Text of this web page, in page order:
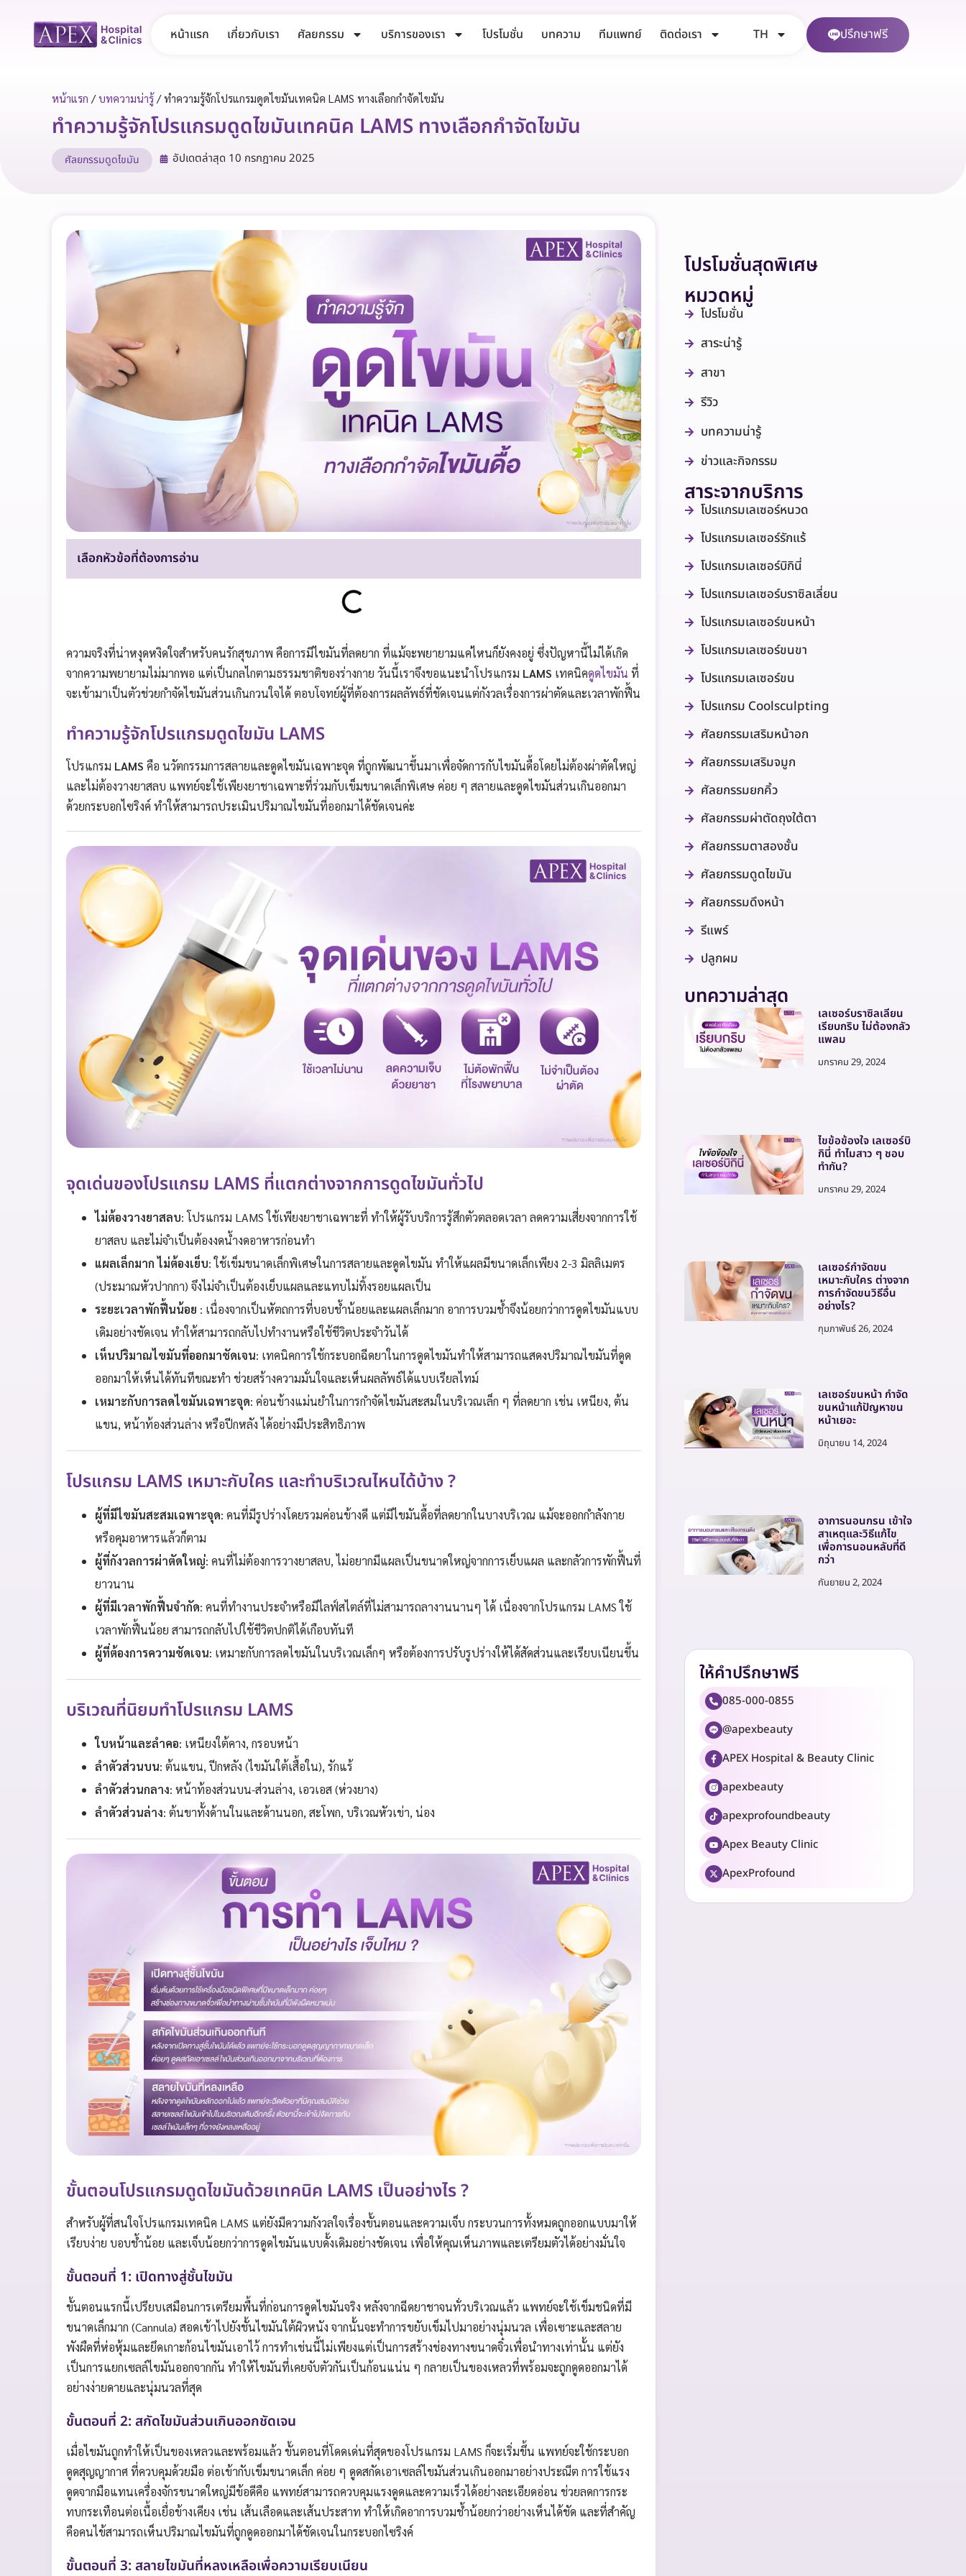
หน้าแรก เกี่ยวกับเรา ศัลยกรรม บริการของเรา โปรโมชั่น บทความ ทีมแพทย์ ติดต่อเรา TH ปรึกษาฟรี
หน้าแรก /บทความน่ารู้/ทำความรู้จักโปรแกรมดูดไขมันเทคนิค LAMS ทางเลือกกำจัดไขมัน
ทำความรู้จักโปรแกรมดูดไขมันเทคนิค LAMS ทางเลือกกำจัดไขมัน
ศัลยกรรมดูดไขมัน อัปเดตล่าสุด 10 กรกฎาคม 2025
เลือกหัวข้อที่ต้องการอ่าน
ความจริงที่น่าหงุดหงิดใจสำหรับคนรักสุขภาพ คือการมีไขมันที่ลดยาก ที่แม้จะพยายามแค่ไหนก็ยังคงอยู่ ซึ่งปัญหานี้ไม่ได้เกิด
จากความพยายามไม่มากพอ แต่เป็นกลไกตามธรรมชาติของร่างกาย วันนี้เราจึงขอแนะนำโปรแกรม LAMS เทคนิคดูดไขมัน ที่
จะเข้ามาเป็นตัวช่วยกำจัดไขมันส่วนเกินกวนใจได้ ตอบโจทย์ผู้ที่ต้องการผลลัพธ์ที่ชัดเจนแต่กังวลเรื่องการผ่าตัดและเวลาพักฟื้น
ทำความรู้จักโปรแกรมดูดไขมัน LAMS
โปรแกรม LAMS คือ นวัตกรรมการสลายและดูดไขมันเฉพาะจุด ที่ถูกพัฒนาขึ้นมาเพื่อจัดการกับไขมันดื้อโดยไม่ต้องผ่าตัดใหญ่
และไม่ต้องวางยาสลบ แพทย์จะใช้เพียงยาชาเฉพาะที่ร่วมกับเข็มขนาดเล็กพิเศษ ค่อย ๆ สลายและดูดไขมันส่วนเกินออกมา
ด้วยกระบอกไซริงค์ ทำให้สามารถประเมินปริมาณไขมันที่ออกมาได้ชัดเจนค่ะ
จุดเด่นของโปรแกรม LAMS ที่แตกต่างจากการดูดไขมันทั่วไป
ไม่ต้องวางยาสลบ: โปรแกรม LAMS ใช้เพียงยาชาเฉพาะที่ ทำให้ผู้รับบริการรู้สึกตัวตลอดเวลา ลดความเสี่ยงจากการใช้
ยาสลบ และไม่จำเป็นต้องงดน้ำงดอาหารก่อนทำ
แผลเล็กมาก ไม่ต้องเย็บ: ใช้เข็มขนาดเล็กพิเศษในการสลายและดูดไขมัน ทำให้แผลมีขนาดเล็กเพียง 2-3 มิลลิเมตร
(ประมาณหัวปากกา) จึงไม่จำเป็นต้องเย็บแผลและแทบไม่ทิ้งรอยแผลเป็น
ระยะเวลาพักฟื้นน้อย : เนื่องจากเป็นหัตถการที่บอบช้ำน้อยและแผลเล็กมาก อาการบวมช้ำจึงน้อยกว่าการดูดไขมันแบบ
เดิมอย่างชัดเจน ทำให้สามารถกลับไปทำงานหรือใช้ชีวิตประจำวันได้
เห็นปริมาณไขมันที่ออกมาชัดเจน: เทคนิคการใช้กระบอกฉีดยาในการดูดไขมันทำให้สามารถแสดงปริมาณไขมันที่ดูด
ออกมาให้เห็นได้ทันทีขณะทำ ช่วยสร้างความมั่นใจและเห็นผลลัพธ์ได้แบบเรียลไทม์
เหมาะกับการลดไขมันเฉพาะจุด: ค่อนข้างแม่นยำในการกำจัดไขมันสะสมในบริเวณเล็ก ๆ ที่ลดยาก เช่น เหนียง, ต้น
แขน, หน้าท้องส่วนล่าง หรือปีกหลัง ได้อย่างมีประสิทธิภาพ
โปรแกรม LAMS เหมาะกับใคร และทำบริเวณไหนได้บ้าง ?
ผู้ที่มีไขมันสะสมเฉพาะจุด: คนที่มีรูปร่างโดยรวมค่อนข้างดี แต่มีไขมันดื้อที่ลดยากในบางบริเวณ แม้จะออกกำลังกาย
หรือคุมอาหารแล้วก็ตาม
ผู้ที่กังวลการผ่าตัดใหญ่: คนที่ไม่ต้องการวางยาสลบ, ไม่อยากมีแผลเป็นขนาดใหญ่จากการเย็บแผล และกลัวการพักฟื้นที่
ยาวนาน
ผู้ที่มีเวลาพักฟื้นจำกัด: คนที่ทำงานประจำหรือมีไลฟ์สไตล์ที่ไม่สามารถลางานนานๆ ได้ เนื่องจากโปรแกรม LAMS ใช้
เวลาพักฟื้นน้อย สามารถกลับไปใช้ชีวิตปกติได้เกือบทันที
ผู้ที่ต้องการความชัดเจน: เหมาะกับการลดไขมันในบริเวณเล็กๆ หรือต้องการปรับรูปร่างให้ได้สัดส่วนและเรียบเนียนขึ้น
บริเวณที่นิยมทำโปรแกรม LAMS
ใบหน้าและลำคอ: เหนียงใต้คาง, กรอบหน้า
ลำตัวส่วนบน: ต้นแขน, ปีกหลัง (ไขมันใต้เสื้อใน), รักแร้
ลำตัวส่วนกลาง: หน้าท้องส่วนบน-ส่วนล่าง, เอวเอส (ห่วงยาง)
ลำตัวส่วนล่าง: ต้นขาทั้งด้านในและด้านนอก, สะโพก, บริเวณหัวเข่า, น่อง
ขั้นตอนโปรแกรมดูดไขมันด้วยเทคนิค LAMS เป็นอย่างไร ?
สำหรับผู้ที่สนใจโปรแกรมเทคนิค LAMS แต่ยังมีความกังวลใจเรื่องขั้นตอนและความเจ็บ กระบวนการทั้งหมดถูกออกแบบมาให้
เรียบง่าย บอบช้ำน้อย และเจ็บน้อยกว่าการดูดไขมันแบบดั้งเดิมอย่างชัดเจน เพื่อให้คุณเห็นภาพและเตรียมตัวได้อย่างมั่นใจ
ขั้นตอนที่ 1: เปิดทางสู่ชั้นไขมัน
ขั้นตอนแรกนี้เปรียบเสมือนการเตรียมพื้นที่ก่อนการดูดไขมันจริง หลังจากฉีดยาชาจนทั่วบริเวณแล้ว แพทย์จะใช้เข็มชนิดที่มี
ขนาดเล็กมาก (Cannula) สอดเข้าไปยังชั้นไขมันใต้ผิวหนัง จากนั้นจะทำการขยับเข็มไปมาอย่างนุ่มนวล เพื่อเซาะและสลาย
พังผืดที่ห่อหุ้มและยึดเกาะก้อนไขมันเอาไว้ การทำเช่นนี้ไม่เพียงแต่เป็นการสร้างช่องทางขนาดจิ๋วเพื่อนำทางเท่านั้น แต่ยัง
เป็นการแยกเซลล์ไขมันออกจากกัน ทำให้ไขมันที่เคยจับตัวกันเป็นก้อนแน่น ๆ กลายเป็นของเหลวที่พร้อมจะถูกดูดออกมาได้
อย่างง่ายดายและนุ่มนวลที่สุด
ขั้นตอนที่ 2: สกัดไขมันส่วนเกินออกชัดเจน
เมื่อไขมันถูกทำให้เป็นของเหลวและพร้อมแล้ว ขั้นตอนที่โดดเด่นที่สุดของโปรแกรม LAMS ก็จะเริ่มขึ้น แพทย์จะใช้กระบอก
ดูดสุญญากาศ ที่ควบคุมด้วยมือ ต่อเข้ากับเข็มขนาดเล็ก ค่อย ๆ ดูดสกัดเอาเซลล์ไขมันส่วนเกินออกมาอย่างประณีต การใช้แรง
ดูดจากมือแทนเครื่องจักรขนาดใหญ่มีข้อดีคือ แพทย์สามารถควบคุมแรงดูดและความเร็วได้อย่างละเอียดอ่อน ช่วยลดการกระ
ทบกระเทือนต่อเนื้อเยื่อข้างเคียง เช่น เส้นเลือดและเส้นประสาท ทำให้เกิดอาการบวมช้ำน้อยกว่าอย่างเห็นได้ชัด และที่สำคัญ
คือคนไข้สามารถเห็นปริมาณไขมันที่ถูกดูดออกมาได้ชัดเจนในกระบอกไซริงค์
ขั้นตอนที่ 3: สลายไขมันที่หลงเหลือเพื่อความเรียบเนียน
โปรโมชั่นสุดพิเศษ
หมวดหมู่
โปรโมชั่น
สาระน่ารู้
สาขา
รีวิว
บทความน่ารู้
ข่าวและกิจกรรม
สาระจากบริการ
โปรแกรมเลเซอร์หนวด
โปรแกรมเลเซอร์รักแร้
โปรแกรมเลเซอร์บิกินี่
โปรแกรมเลเซอร์บราซิลเลี่ยน
โปรแกรมเลเซอร์ขนหน้า
โปรแกรมเลเซอร์ขนขา
โปรแกรมเลเซอร์ขน
โปรแกรม Coolsculpting
ศัลยกรรมเสริมหน้าอก
ศัลยกรรมเสริมจมูก
ศัลยกรรมยกคิ้ว
ศัลยกรรมผ่าตัดถุงใต้ตา
ศัลยกรรมตาสองชั้น
ศัลยกรรมดูดไขมัน
ศัลยกรรมดึงหน้า
รีแพร์
ปลูกผม
บทความล่าสุด
เลเซอร์บราซิลเลี่ยน
เรียบกริบ ไม่ต้องกลัว
แพลม
มกราคม 29, 2024
ไขข้อข้องใจ เลเซอร์บิ
กินี่ ทำไมสาว ๆ ชอบ
ทำกัน?
มกราคม 29, 2024
เลเซอร์กำจัดขน
เหมาะกับใคร ต่างจาก
การกำจัดขนวิธีอื่น
อย่างไร?
กุมภาพันธ์ 26, 2024
เลเซอร์ขนหน้า กำจัด
ขนหน้าแก้ปัญหาขน
หน้าเยอะ
มิถุนายน 14, 2024
อาการนอนกรน เข้าใจ
สาเหตุและวิธีแก้ไข
เพื่อการนอนหลับที่ดี
กว่า
กันยายน 2, 2024
ให้คำปรึกษาฟรี
085-000-0855
@apexbeauty
APEX Hospital & Beauty Clinic
apexbeauty
apexprofoundbeauty
Apex Beauty Clinic
ApexProfound